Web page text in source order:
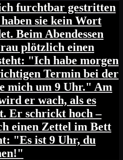
furchtbar gestritten
sie kein Wort
Beim Abendessen
plötzlich einen
"Ich habe morgen
Termin bei der
mich um 9 Uhr." Am
er wach, als es
Er schrickt hoch –
einen Zettel im Bett
"Es ist 9 Uhr, du